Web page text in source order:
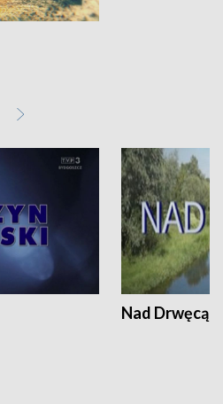
Nad Drwęcą